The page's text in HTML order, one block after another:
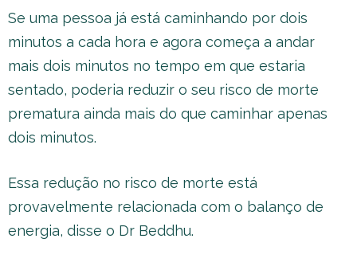
Se uma pessoa já está caminhando por dois
minutos a cada hora e agora começa a andar
mais dois minutos no tempo em que estaria
sentado, poderia reduzir o seu risco de morte
prematura ainda mais do que caminhar apenas
dois minutos.
Essa redução no risco de morte está
provavelmente relacionada com o balanço de
energia, disse o Dr Beddhu.